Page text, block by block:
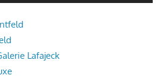
Lafajeck